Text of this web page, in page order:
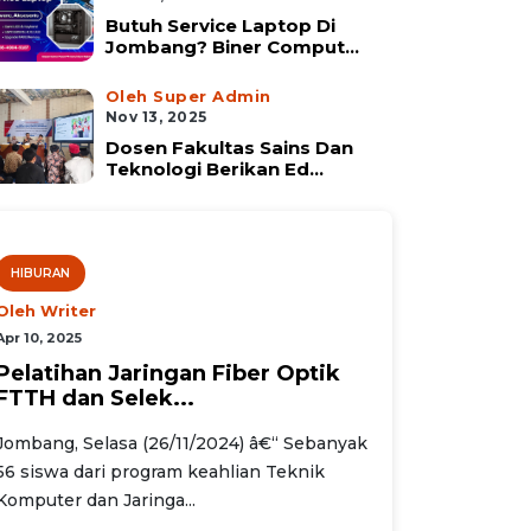
Butuh Service Laptop Di
Jombang? Biner Comput...
Oleh Super Admin
Nov 13, 2025
Dosen Fakultas Sains Dan
Teknologi Berikan Ed...
HIBURAN
Writer
10, 2025
Jaringan Fiber Optik
dan Selek...
Selasa (26/11/2024) â€“ Sebanyak
siswa dari program keahlian Teknik
dan Jaringa...